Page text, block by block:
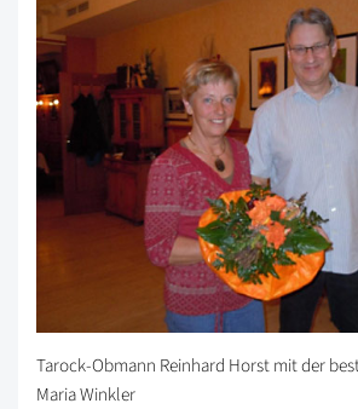
Tarock-Obmann Reinhard Horst mit der
Maria Winkler